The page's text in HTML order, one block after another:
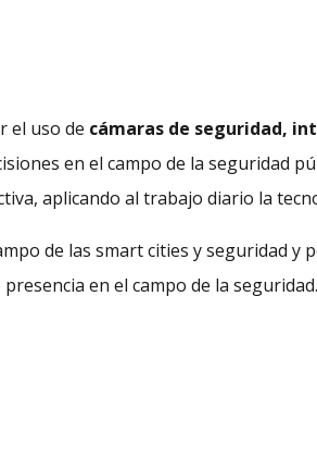
el uso de cámaras de seguridad,
en el campo de la seguridad
aplicando al trabajo diario la
de las smart cities y seguridad
en el campo de la seguridad.